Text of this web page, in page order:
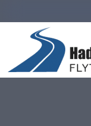
hovedindhold